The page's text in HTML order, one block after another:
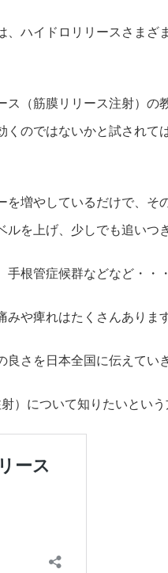
ハイドロリリースさまざ
（筋膜リリース注射）の
のではないかと試されて
増やしているだけで、そ
を上げ、少しでも追いつ
根管症候群などなど・・・
や痺れはたくさんあります
さを日本全国に伝えてい
）について知りたいという